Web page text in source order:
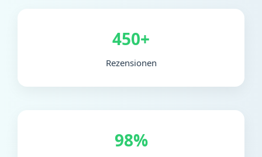
450+
Rezensionen
98%